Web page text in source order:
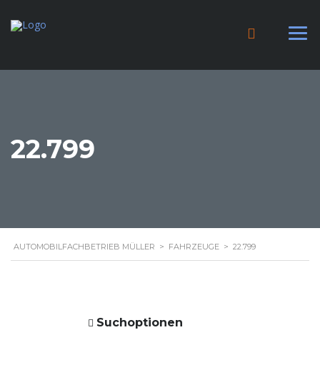
22.799
AUTOMOBILFACHBETRIEB MÜLLER > FAHRZEUGE > 22.799
Suchoptionen